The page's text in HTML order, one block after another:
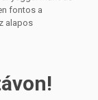
fontos a
alapos